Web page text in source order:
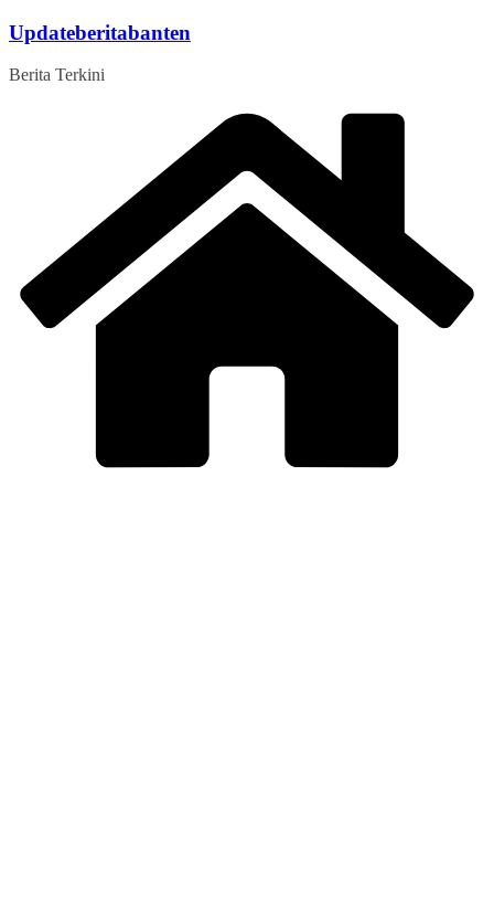
Skip
content
Updateberitabanten
Berita Terkini